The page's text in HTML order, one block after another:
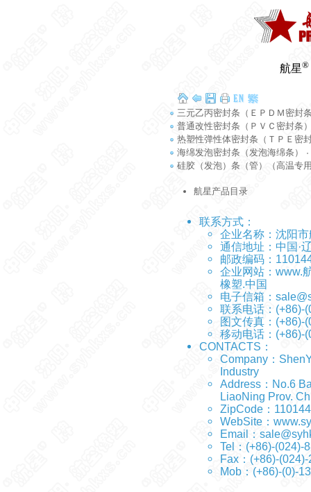
航星®
三元乙丙密封条（ＥＰＤＭ密封
普通改性密封条（ＰＶＣ密封条
热塑性弹性体密封条（ＴＰＥ密
海绵发泡密封条（发泡海绵条）
硅胶（发泡）条（管）（高温专
航星产品目录
联系方式：
企业名称： 沈阳
通信地址：中国·
邮政编码：
企业网站： www.
橡塑.中国
电子信箱：
联系电话：(+86)-
图文传真：(+86)-
移动电话：(+86)-
CONTACTS：
Company：
Industry
Address：No.6
LiaoNing Prov.
ZipCode：110144
WebSite：
Email：
Tel：(+86)-(024)-
Fax：(+86)-
Mob：(+86)-(0)-